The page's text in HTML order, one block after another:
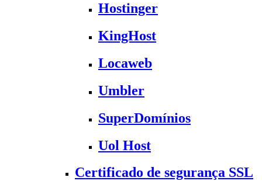
Hostinger
KingHost
Locaweb
Umbler
SuperDomínios
Uol Host
Certificado de segurança SSL